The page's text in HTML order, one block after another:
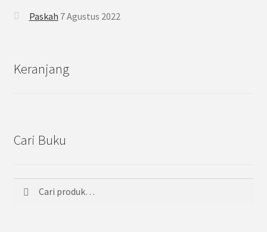
Paskah 7 Agustus 2022
Keranjang
Cari Buku
Pencarian